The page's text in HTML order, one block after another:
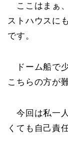
ここはまぁ
ストハウスに
です。
ドーム船で
こちらの方が
今回は私一
くても自己責任